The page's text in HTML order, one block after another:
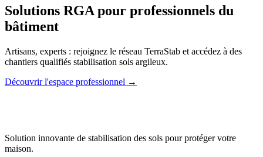
Solutions RGA pour professionnels du
bâtiment
Artisans, experts : rejoignez le réseau TerraStab et accédez à des
chantiers qualifiés stabilisation sols argileux.
Découvrir l'espace professionnel →
Solution innovante de stabilisation des sols pour protéger votre
maison.